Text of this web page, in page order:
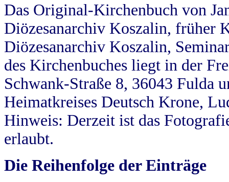
Das Original-Kirchenbuch von
Diözesanarchiv Koszalin, früher
Diözesanarchiv Koszalin,
des Kirchenbuches liegt in der
Schwank-Straße 8, 36043 Fulda
Heimatkreises Deutsch Krone,
Hinweis: Derzeit ist das
erlaubt.
Die Reihenfolge der Einträge